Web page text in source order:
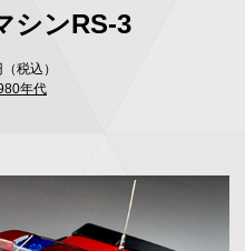
シンRS-3
（税込）
年代